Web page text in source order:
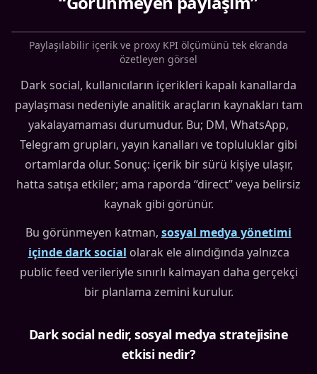
Paylaşılabilir içerik ve proxy KPI ölçümünü tek ekranda
özetleyen görsel
Dark social, kullanıcıların içerikleri kapalı kanallarda
paylaşması nedeniyle analitik araçların kaynakları tam
yakalayamaması durumudur. Bu; DM, WhatsApp,
Telegram grupları, yayın kanalları ve topluluklar gibi
ortamlarda olur. Sonuç: içerik bir sürü kişiye ulaşır,
hatta satışa etkiler; ama raporda “direct” veya belirsiz
kaynak gibi görünür.
Bu görünmeyen katman, sosyal medya yönetimi
içinde dark social olarak ele alındığında yalnızca
public feed verileriyle sınırlı kalmayan daha gerçekçi
bir planlama zemini kurulur.
Dark social nedir, sosyal medya stratejisine
etkisi nedir?